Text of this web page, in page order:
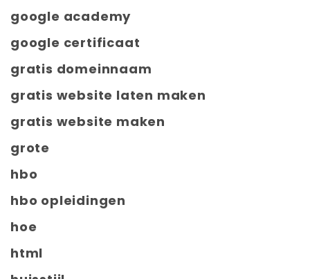
google academy
google certificaat
gratis domeinnaam
gratis website laten maken
gratis website maken
grote
hbo
hbo opleidingen
hoe
html